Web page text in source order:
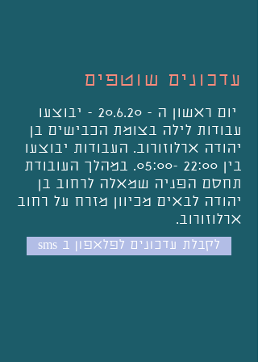
עדכונים שוטפים
יום ראשון ה - 20.6.20 - יבוצעו
עבודות לילה בצומת הכבישים בן
יהודה ארלוזורוב. העבודות יבוצעו
בין 22:00 -05:00. במהלך העובודת
תחסם הפניה שמאלה לרחוב בן
יהודה לבאים מכיוון מזרח על רחוב
ארלוזורוב.
sms לקבלת עדכונים לפלאפון ב